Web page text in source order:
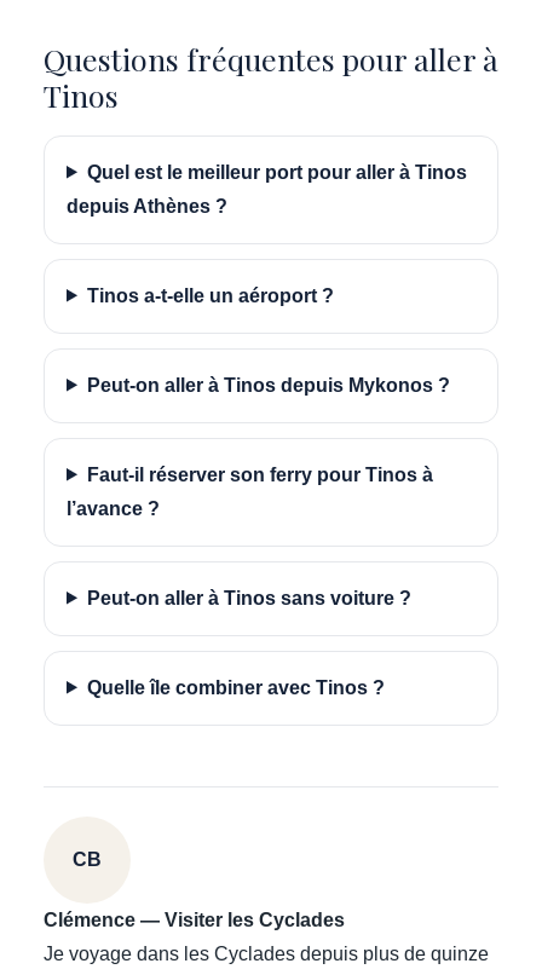
Questions fréquentes pour aller à
Tinos
Quel est le meilleur port pour aller à Tinos
depuis Athènes ?
Tinos a-t-elle un aéroport ?
Peut-on aller à Tinos depuis Mykonos ?
Faut-il réserver son ferry pour Tinos à
l’avance ?
Peut-on aller à Tinos sans voiture ?
Quelle île combiner avec Tinos ?
CB
Clémence — Visiter les Cyclades
Je voyage dans les Cyclades depuis plus de quinze